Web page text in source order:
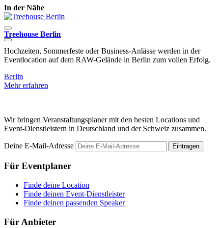
In der Nähe
Treehouse Berlin
Hochzeiten, Sommerfeste oder Business-Anlässe werden in der
Eventlocation auf dem RAW-Gelände in Berlin zum vollen Erfolg.
Berlin
Mehr erfahren
Wir bringen Veranstaltungsplaner mit den besten Locations und
Event-Dienstleistern in Deutschland und der Schweiz zusammen.
Deine E-Mail-Adresse Eintragen
Für Eventplaner
Finde deine Location
Finde deinen Event-Dienstleister
Finde deinen passenden Speaker
Für Anbieter